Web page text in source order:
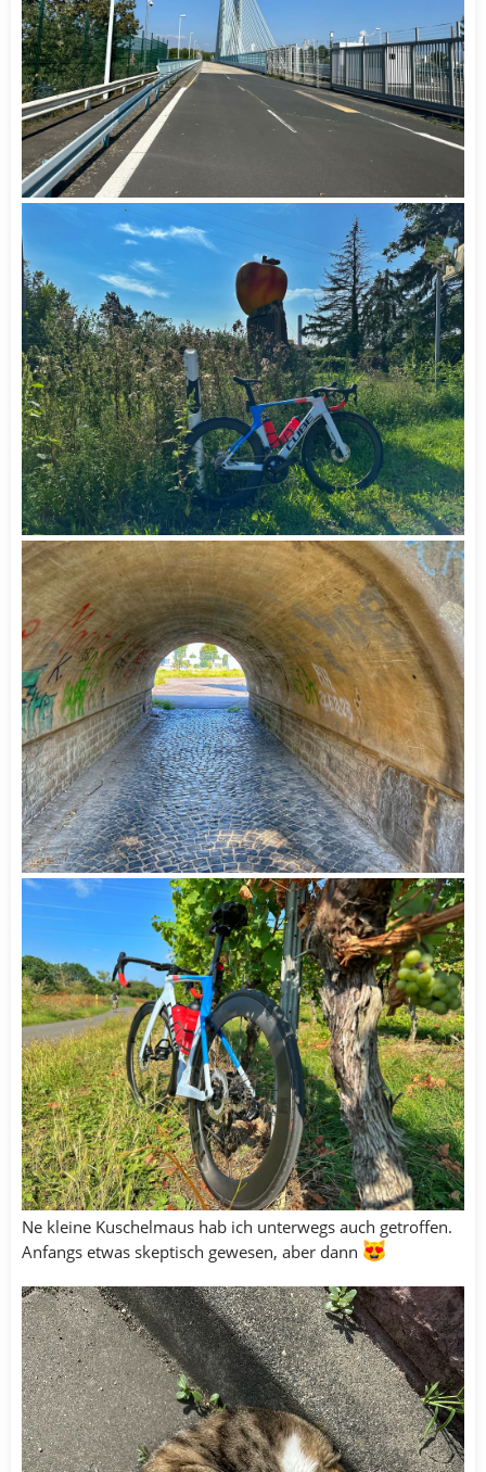
Ne kleine Kuschelmaus hab ich unterwegs auch getroffen.
Anfangs etwas skeptisch gewesen, aber dann